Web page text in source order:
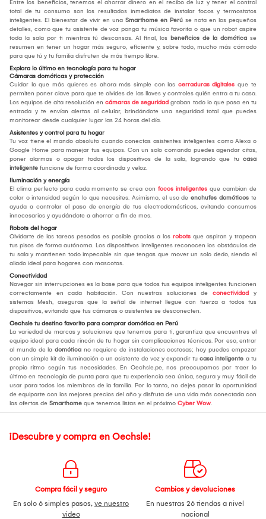
Entre los beneficios, tenemos el ahorrar dinero en el recibo de luz y tener el control
total de tu consumo son los resultados inmediatos de instalar focos y termostatos
inteligentes. El bienestar de vivir en una Smarthome en Perú se nota en los pequeños
detalles, como que tu asistente de voz ponga tu música favorita o que un robot aspire
toda la sala por ti mientras tú descansas. Al final, los beneficios de la domótica se
resumen en tener un hogar más seguro, eficiente y, sobre todo, mucho más cómodo
para que tú y tu familia disfruten de más tiempo libre.
Explora lo último en tecnología para tu hogar
Cámaras domóticas y protección
Cuidar lo que más quieres es ahora más simple con las cerraduras digitales que te
permiten poner clave para que te olvides de las llaves y controles quién entra a tu casa.
Los equipos de alta resolución en cámaras de seguridad graban todo lo que pasa en tu
entrada y te envían alertas al celular, brindándote una seguridad total que puedes
monitorear desde cualquier lugar las 24 horas del día.
Asistentes y control para tu hogar
Tu voz tiene el mando absoluto cuando conectas asistentes inteligentes como Alexa o
Google Home para manejar tus equipos. Con un solo comando puedes agendar citas,
poner alarmas o apagar todos los dispositivos de la sala, logrando que tu casa
inteligente funcione de forma coordinada y veloz.
Iluminación y energía
El clima perfecto para cada momento se crea con focos inteligentes que cambian de
color o intensidad según lo que necesites. Asimismo, el uso de enchufes domóticos te
ayuda a controlar el paso de energía de tus electrodomésticos, evitando consumos
innecesarios y ayudándote a ahorrar a fin de mes.
Robots del hogar
Olvidarte de las tareas pesadas es posible gracias a los robots que aspiran y trapean
tus pisos de forma autónoma. Los dispositivos inteligentes reconocen los obstáculos de
tu sala y mantienen todo impecable sin que tengas que mover un solo dedo, siendo el
aliado ideal para hogares con mascotas.
Conectividad
Navegar sin interrupciones es la base para que todos tus equipos inteligentes funcionen
correctamente en cada habitación. Con nuestras soluciones de conectividad y
sistemas Mesh, aseguras que la señal de internet llegue con fuerza a todos tus
dispositivos, evitando que tus cámaras o asistentes se desconecten.
Oechsle tu destino favorito para comprar domótica en Perú
La variedad de marcas y soluciones que tenemos para ti, garantiza que encuentres el
equipo ideal para cada rincón de tu hogar sin complicaciones técnicas. Por eso, entrar
al mundo de la domótica no requiere de instalaciones costosas; hoy puedes empezar
con un simple kit de iluminación o un asistente de voz y expandir tu casa inteligente a tu
propio ritmo según tus necesidades. En Oechsle.pe, nos preocupamos por traer lo
último en tecnología de punta para que tu experiencia sea única, segura y muy fácil de
usar para todos los miembros de la familia. Por lo tanto, no dejes pasar la oportunidad
de equiparte con los mejores precios del año y disfruta de una vida más conectada con
las ofertas de Smarthome que tenemos listas en el próximo Cyber Wow.
¡Descubre y compra en Oechsle!
Compra fácil y seguro
En solo 6 simples pasos, ve nuestro
video
Cambios y devoluciones
En nuestras 26 tiendas a nivel
nacional